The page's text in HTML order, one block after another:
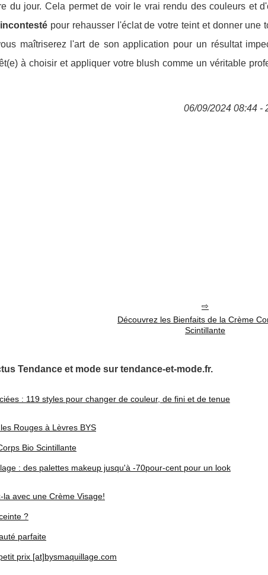
du jour. Cela permet de voir le vrai rendu des couleurs et
pour rehausser l'éclat de votre teint et donner une
maîtriserez l'art de son application pour un résultat
à choisir et appliquer votre blush comme un véritable
06/09/2024 08:44 -
Découvrez les Bienfaits de la Crème
Scintillante
Tendance et mode sur tendance-et-mode.fr.
: 119 styles pour changer de couleur, de fini et de tenue
Rouges à Lèvres BYS
Bio Scintillante
: des palettes makeup jusqu'à -70pour-cent pour un look
avec une Crème Visage!
?
parfaite
prix [at]bysmaquillage.com